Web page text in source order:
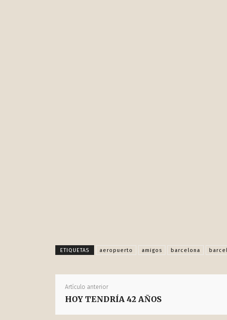
ETIQUETAS aeropuerto amigos barcelona
Artículo anterior
HOY TENDRÍA 42 AÑOS